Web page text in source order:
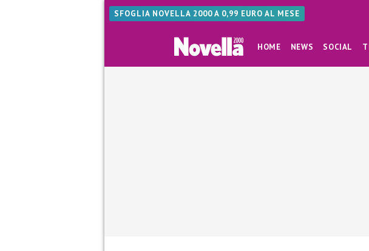
SFOGLIA NOVELLA 2000 A 0,99 EURO AL MESE
HOME NEWS SOCIAL